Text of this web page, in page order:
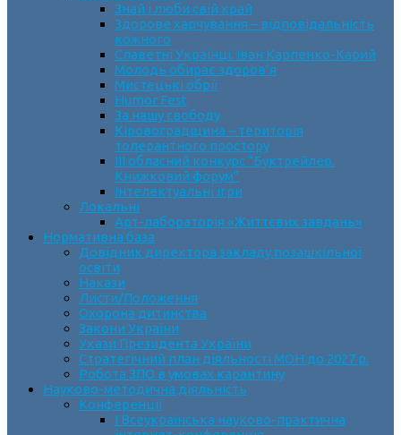
Знай і люби свій край
Здорове харчування – відповідальність
кожного
Славетні Українці. Іван Карпенко-Карий
Молодь обирає здоров’я
Мистецькі обрії
Humor Fest
За нашу свободу
Кіровоградщина – територія
толерантного простору
ІII обласний конкурс “Буктрейлер.
Книжковий форум”
Інтелектуальні ігри
Локальні
Арт-лабораторія «Життєвих завдань»
Нормативна база
Довідник директора закладу позашкільної
освіти
Накази
Листи/Положення
Охорона дитинства
Закони України
Укази Президента України
Стратегічний план діяльності МОН до 2027 р.
Робота ЗПО в умовах карантину
Науково-методична діяльність
Конференції
І Всеукраїнська науково-практична